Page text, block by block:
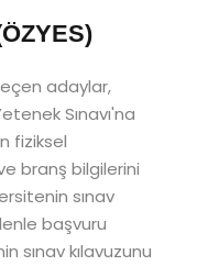
adaylar,
Sınavı'na
fiziksel
branş bilgilerini
sınav
başvuru
sınav kılavuzunu